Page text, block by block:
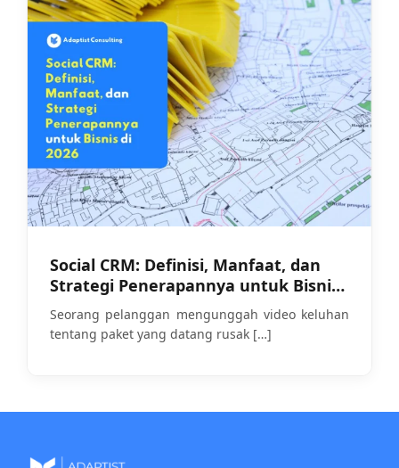
Social CRM: Definisi, Manfaat, dan
Strategi Penerapannya untuk Bisnis
di 2026
Seorang pelanggan mengunggah video keluhan
tentang paket yang datang rusak […]